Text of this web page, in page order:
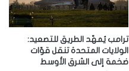
ترامب يُمهّد الطريق للتصعيد:
الولايات المتحدة تنقل قوّات
ضخمة إلى الشرق الأوسط